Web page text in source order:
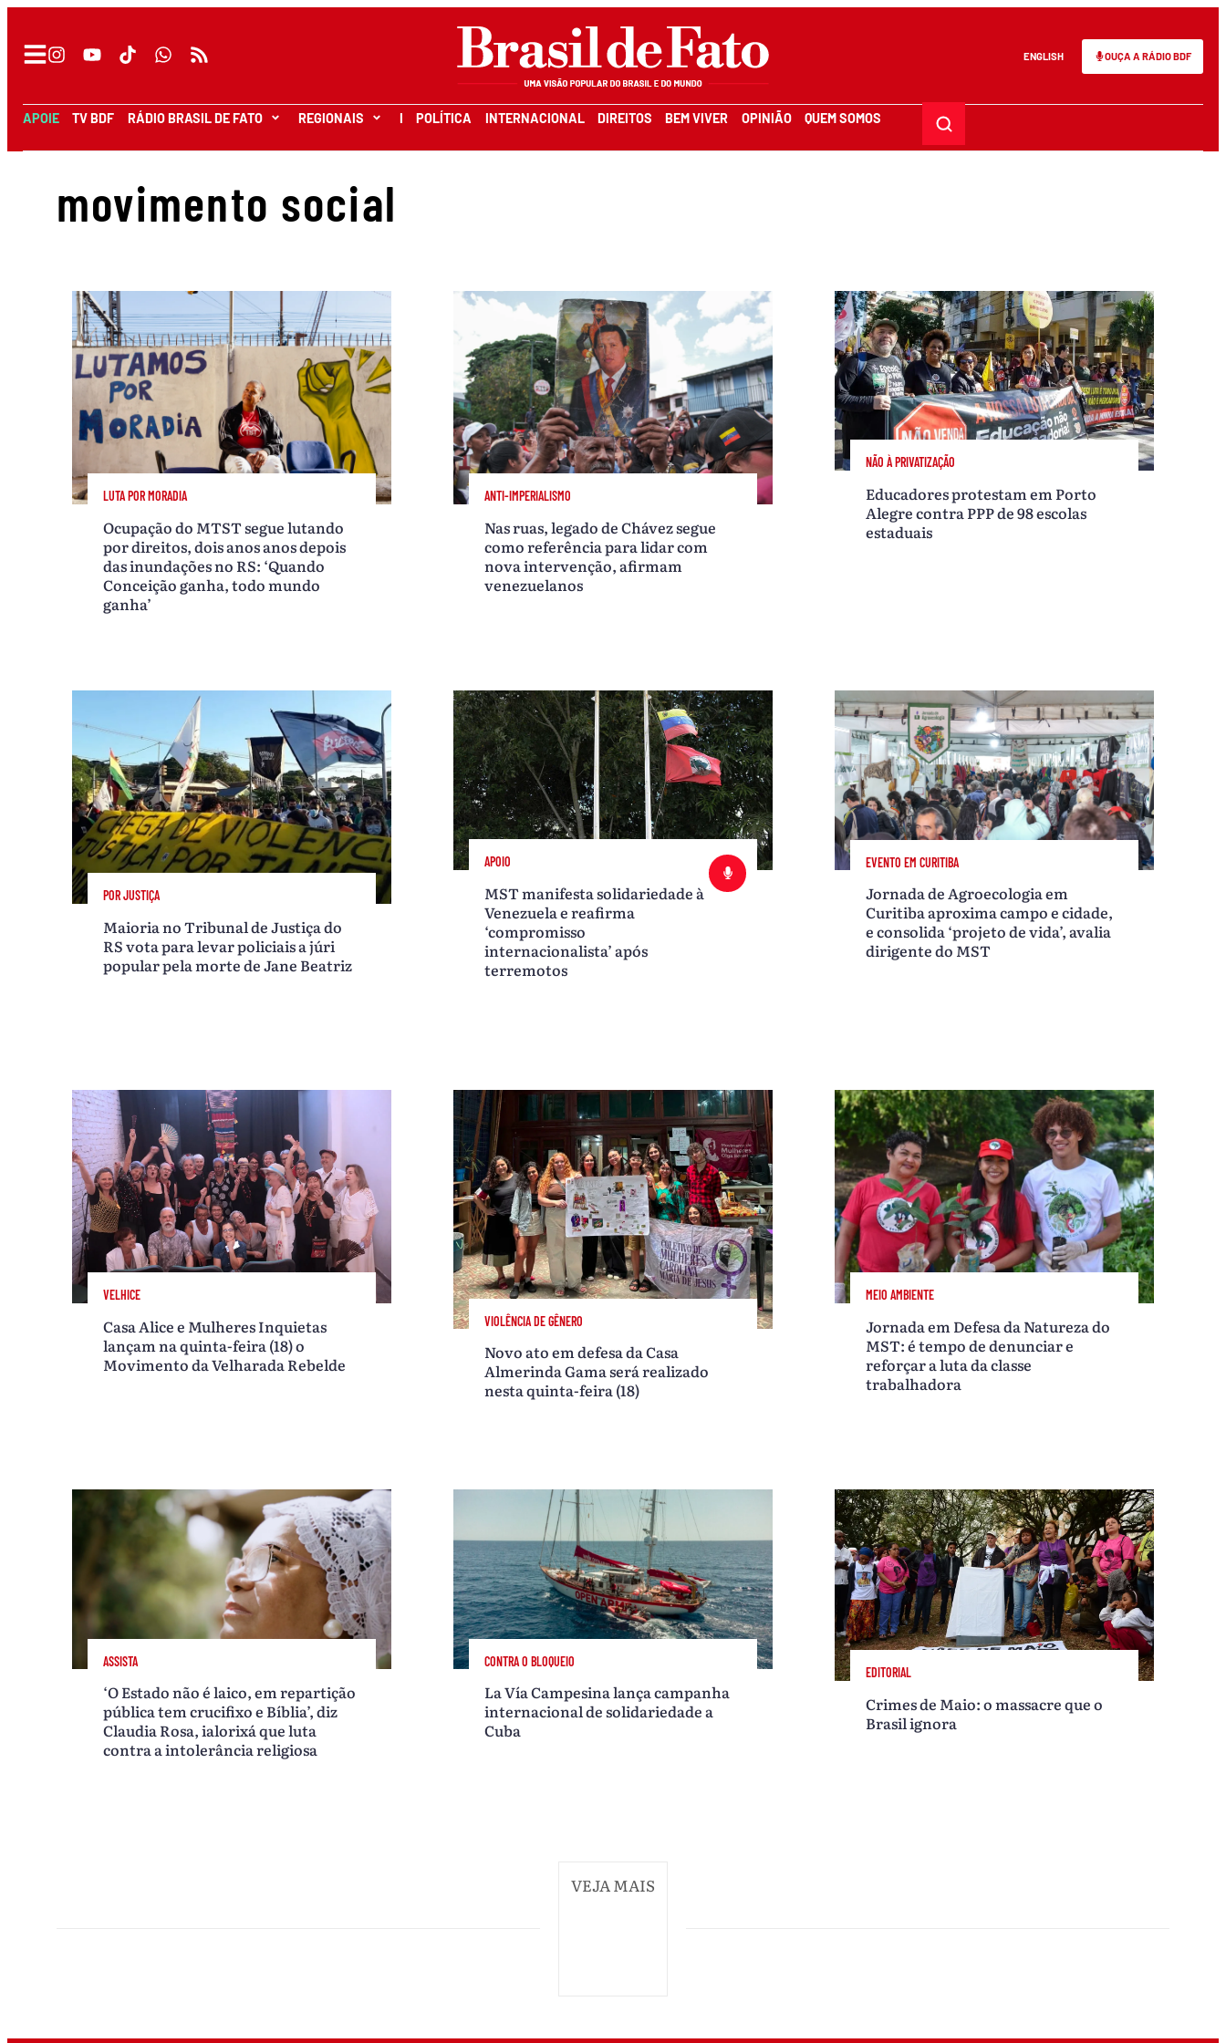
ENGLISH OUÇA A RÁDIO BDF
APOIE TV BDF RÁDIO BRASIL DE FATO REGIONAIS I POLÍTICA INTERNACIONAL DIREITOS BEM VIVER OPINIÃO QUEM SOMOS
movimento social
LUTA POR MORADIA
Ocupação do MTST segue lutando
por direitos, dois anos anos depois
das inundações no RS: ‘Quando
Conceição ganha, todo mundo
ganha’
ANTI-IMPERIALISMO
Nas ruas, legado de Chávez segue
como referência para lidar com
nova intervenção, afirmam
venezuelanos
NÃO À PRIVATIZAÇÃO
Educadores protestam em Porto
Alegre contra PPP de 98 escolas
estaduais
POR JUSTIÇA
Maioria no Tribunal de Justiça do
RS vota para levar policiais a júri
popular pela morte de Jane Beatriz
APOIO
MST manifesta solidariedade à
Venezuela e reafirma
‘compromisso
internacionalista’ após
terremotos
EVENTO EM CURITIBA
Jornada de Agroecologia em
Curitiba aproxima campo e cidade,
e consolida ‘projeto de vida’, avalia
dirigente do MST
VELHICE
Casa Alice e Mulheres Inquietas
lançam na quinta-feira (18) o
Movimento da Velharada Rebelde
VIOLÊNCIA DE GÊNERO
Novo ato em defesa da Casa
Almerinda Gama será realizado
nesta quinta-feira (18)
MEIO AMBIENTE
Jornada em Defesa da Natureza do
MST: é tempo de denunciar e
reforçar a luta da classe
trabalhadora
ASSISTA
‘O Estado não é laico, em repartição
pública tem crucifixo e Bíblia’, diz
Claudia Rosa, ialorixá que luta
contra a intolerância religiosa
CONTRA O BLOQUEIO
La Vía Campesina lança campanha
internacional de solidariedade a
Cuba
EDITORIAL
Crimes de Maio: o massacre que o
Brasil ignora
VEJA MAIS